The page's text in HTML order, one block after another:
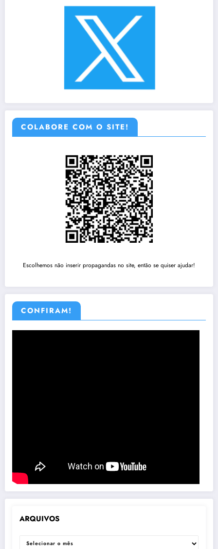
COLABORE COM O SITE!
Escolhemos não inserir propagandas no site, então se quiser ajudar!
CONFIRAM!
ARQUIVOS
ARQUIVOS